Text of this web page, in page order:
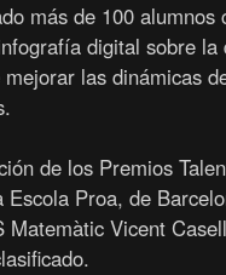
más de 100 alumnos
digital sobre
las dinámicas
de los Premios
Proa, de
Vicent